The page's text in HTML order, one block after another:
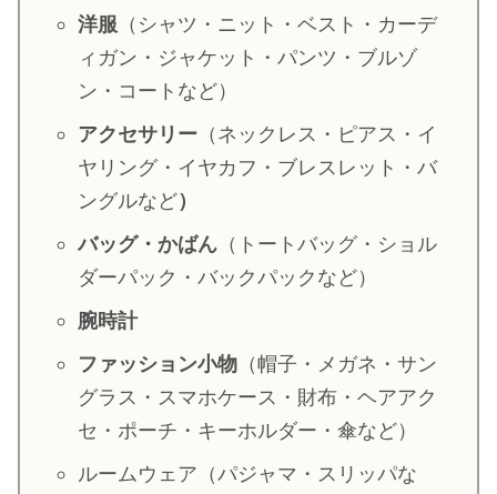
岡田将生
松下洸平
山田裕貴
田中圭
女子アナ衣装
バラエティ番組衣裳
洋服 （シャツ・ニット・ベスト・カーデ
ィガン・ジャケット・パンツ・ブルゾ
ン・コートなど）
アクセサリー （ネックレス・ピアス・イ
ヤリング・イヤカフ・ブレスレット・バ
ングルなど）
バッグ・かばん （トートバッグ・ショル
ダーパック・バックパックなど）
腕時計
ファッション小物 （帽子・メガネ・サン
グラス・スマホケース・財布・ヘアアク
セ・ポーチ・キーホルダー・傘など）
ルームウェア（パジャマ・スリッパな